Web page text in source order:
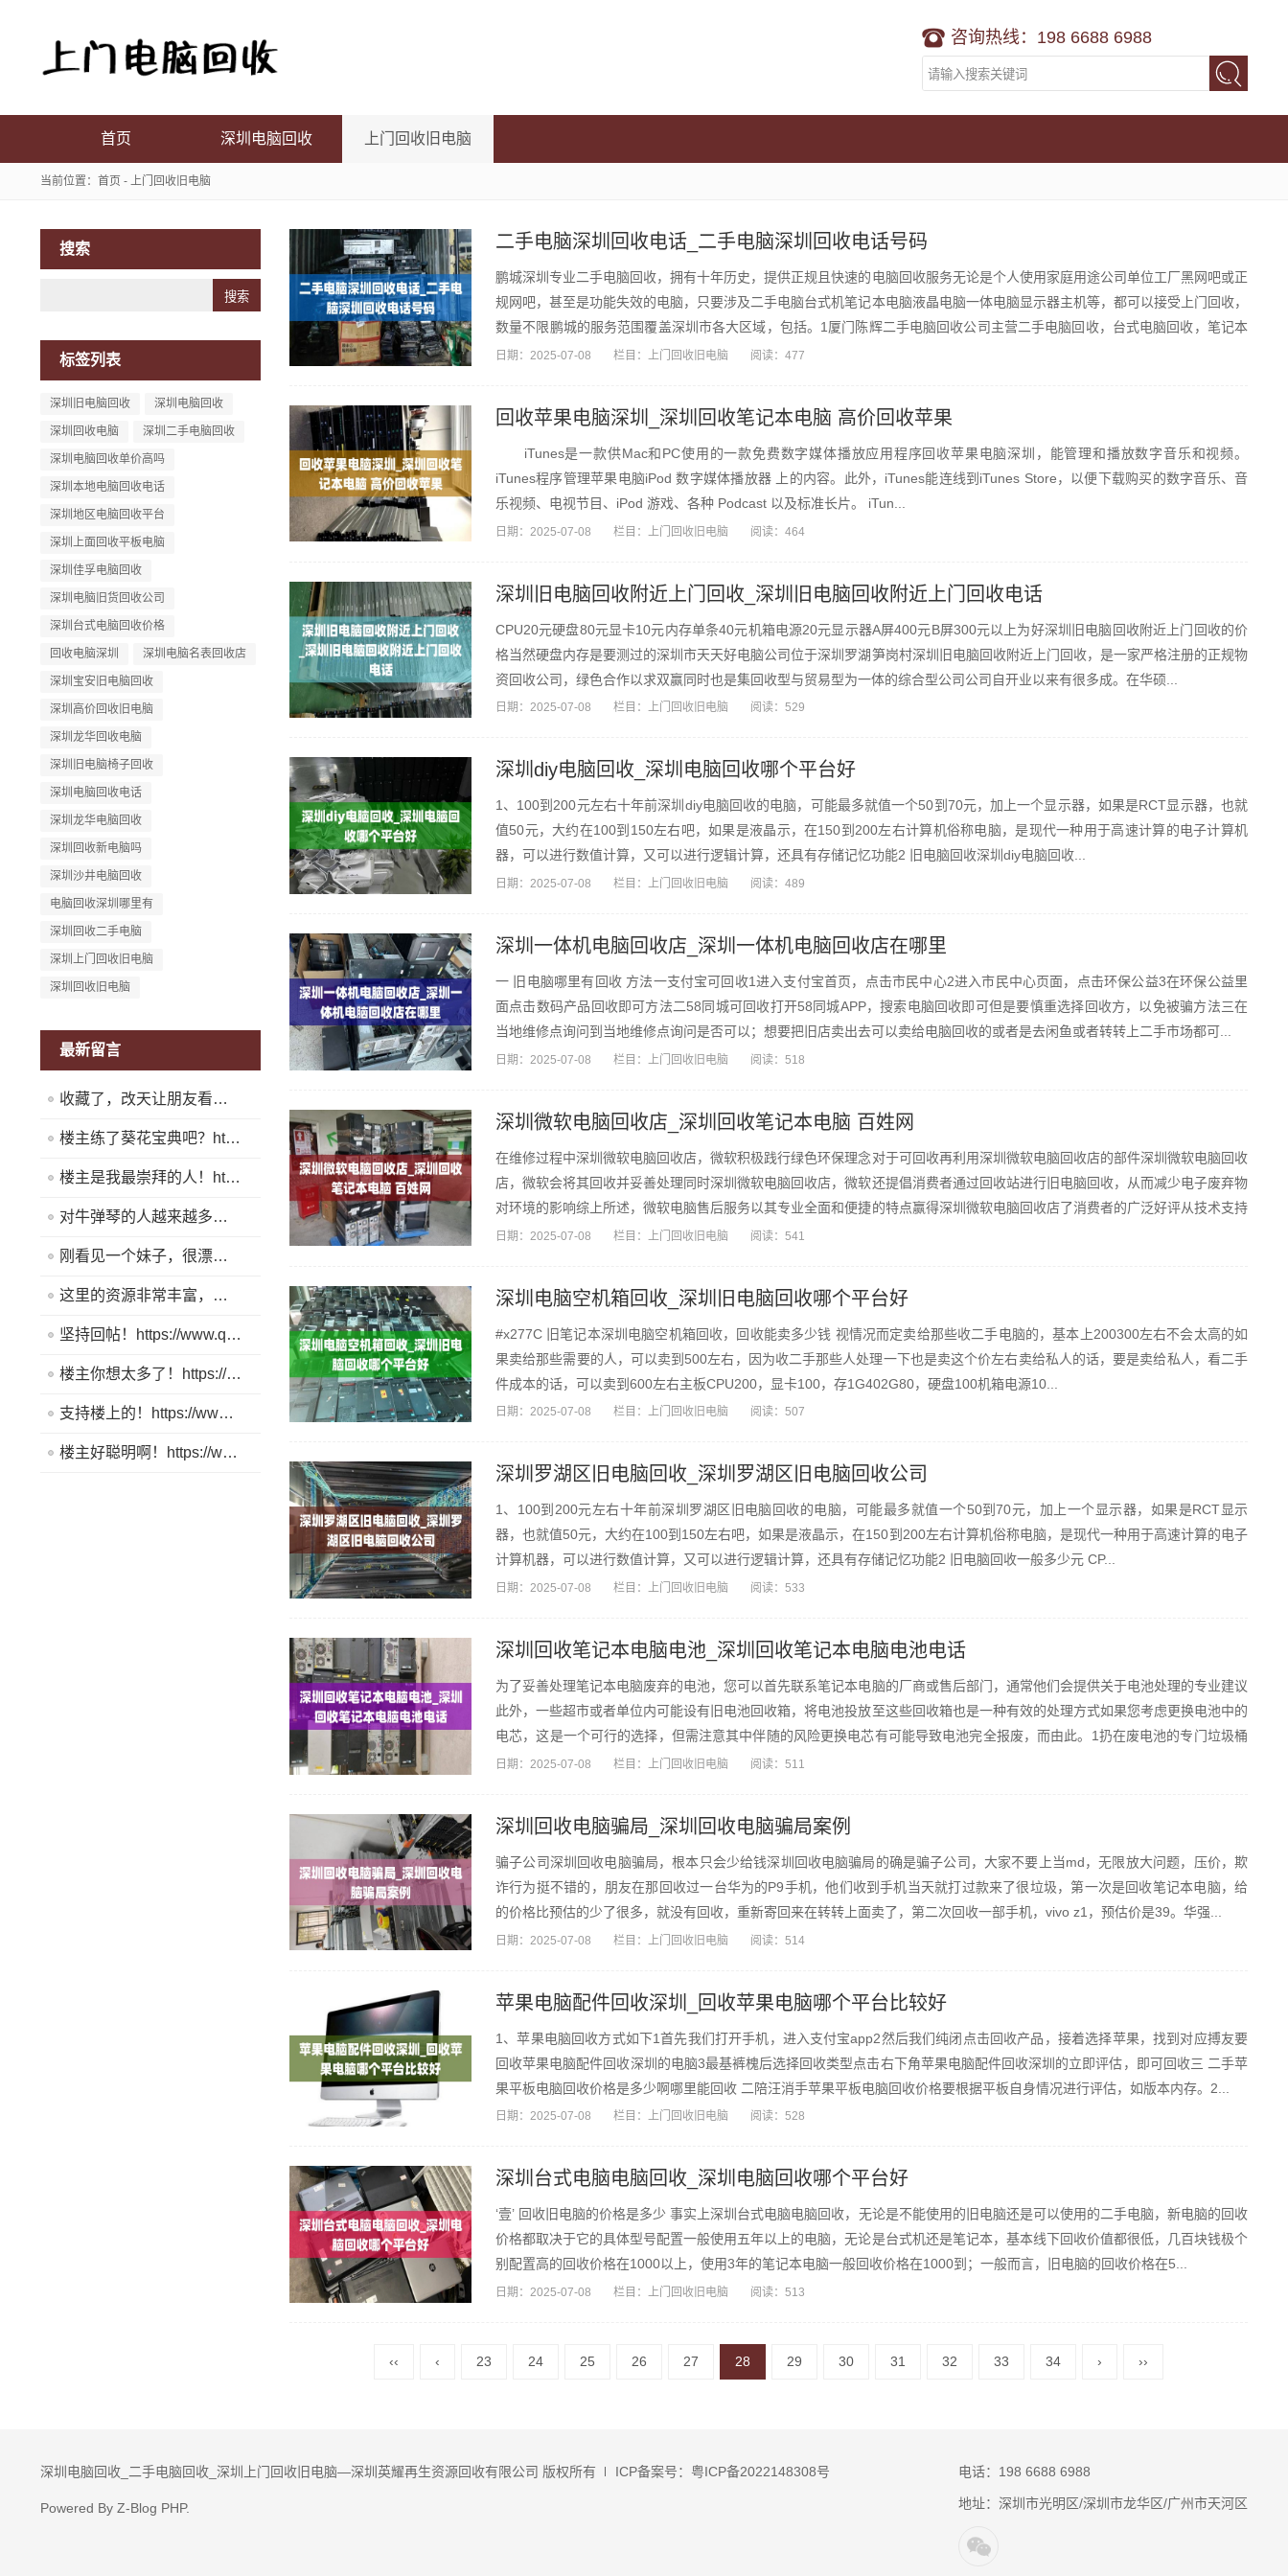
咨询热线：198 6688 6988
首页 深圳电脑回收 上门回收旧电脑
当前位置： 首页 - 上门回收旧电脑
搜索
标签列表
深圳旧电脑回收 深圳电脑回收
深圳回收电脑 深圳二手电脑回收
深圳电脑回收单价高吗
深圳本地电脑回收电话
深圳地区电脑回收平台
深圳上面回收平板电脑
深圳佳孚电脑回收
深圳电脑旧货回收公司
深圳台式电脑回收价格
回收电脑深圳 深圳电脑名表回收店
深圳宝安旧电脑回收
深圳高价回收旧电脑
深圳龙华回收电脑
深圳旧电脑椅子回收
深圳电脑回收电话
深圳龙华电脑回收
深圳回收新电脑吗
深圳沙井电脑回收
电脑回收深圳哪里有
深圳回收二手电脑
深圳上门回收旧电脑
深圳回收旧电脑
最新留言
收藏了，改天让朋友看看！https://www.quickq9.com
楼主练了葵花宝典吧？https://www.quickq9.com
楼主是我最崇拜的人！https://www.quickq9.com
对牛弹琴的人越来越多了！https://www.quickq9.com
刚看见一个妹子，很漂亮！https://www.quickq9.com
这里的资源非常丰富，帮助我解决了很多问题。https://www.quickq9.com
坚持回帖！https://www.quickq9.com
楼主你想太多了！https://www.quickq9.com
支持楼上的！https://www.quickq9.com
楼主好聪明啊！https://www.quickq9.com
二手电脑深圳回收电话_二手电脑深圳回收电话号码
鹏城深圳专业二手电脑回收，拥有十年历史，提供正规且快速的电脑回收服务无论是个人使用家庭用途公司单位工厂黑网吧或正
规网吧，甚至是功能失效的电脑，只要涉及二手电脑台式机笔记本电脑液晶电脑一体电脑显示器主机等，都可以接受上门回收，
数量不限鹏城的服务范围覆盖深圳市各大区域，包括。1厦门陈辉二手电脑回收公司主营二手电脑回收，台式电脑回收，笔记本
电位...
日期： 2025-07-08 栏目： 上门回收旧电脑 阅读：477
回收苹果电脑深圳_深圳回收笔记本电脑 高价回收苹果
iTunes是一款供Mac和PC使用的一款免费数字媒体播放应用程序回收苹果电脑深圳，能管理和播放数字音乐和视频。
iTunes程序管理苹果电脑iPod 数字媒体播放器 上的内容。此外，iTunes能连线到iTunes Store，以便下载购买的数字音乐、音
乐视频、电视节目、iPod 游戏、各种 Podcast 以及标准长片。 iTun...
日期： 2025-07-08 栏目： 上门回收旧电脑 阅读：464
深圳旧电脑回收附近上门回收_深圳旧电脑回收附近上门回收电话
CPU20元硬盘80元显卡10元内存单条40元机箱电源20元显示器A屏400元B屏300元以上为好深圳旧电脑回收附近上门回收的价
格当然硬盘内存是要测过的深圳市天天好电脑公司位于深圳罗湖笋岗村深圳旧电脑回收附近上门回收，是一家严格注册的正规物
资回收公司，绿色合作以求双赢同时也是集回收型与贸易型为一体的综合型公司公司自开业以来有很多成。在华硕...
日期： 2025-07-08 栏目： 上门回收旧电脑 阅读：529
深圳diy电脑回收_深圳电脑回收哪个平台好
1、100到200元左右十年前深圳diy电脑回收的电脑，可能最多就值一个50到70元，加上一个显示器，如果是RCT显示器，也就
值50元，大约在100到150左右吧，如果是液晶示，在150到200左右计算机俗称电脑，是现代一种用于高速计算的电子计算机
器，可以进行数值计算，又可以进行逻辑计算，还具有存储记忆功能2 旧电脑回收深圳diy电脑回收...
日期： 2025-07-08 栏目： 上门回收旧电脑 阅读：489
深圳一体机电脑回收店_深圳一体机电脑回收店在哪里
一 旧电脑哪里有回收 方法一支付宝可回收1进入支付宝首页，点击市民中心2进入市民中心页面，点击环保公益3在环保公益里
面点击数码产品回收即可方法二58同城可回收打开58同城APP，搜索电脑回收即可但是要慎重选择回收方，以免被骗方法三在
当地维修点询问到当地维修点询问是否可以；想要把旧店卖出去可以卖给电脑回收的或者是去闲鱼或者转转上二手市场都可...
日期： 2025-07-08 栏目： 上门回收旧电脑 阅读：518
深圳微软电脑回收店_深圳回收笔记本电脑 百姓网
在维修过程中深圳微软电脑回收店，微软积极践行绿色环保理念对于可回收再利用深圳微软电脑回收店的部件深圳微软电脑回收
店，微软会将其回收并妥善处理同时深圳微软电脑回收店，微软还提倡消费者通过回收站进行旧电脑回收，从而减少电子废弃物
对环境的影响综上所述，微软电脑售后服务以其专业全面和便捷的特点赢得深圳微软电脑回收店了消费者的广泛好评从技术支持
团队...
日期： 2025-07-08 栏目： 上门回收旧电脑 阅读：541
深圳电脑空机箱回收_深圳旧电脑回收哪个平台好
#x277C 旧笔记本深圳电脑空机箱回收，回收能卖多少钱 视情况而定卖给那些收二手电脑的，基本上200300左右不会太高的如
果卖给那些需要的人，可以卖到500左右，因为收二手那些人处理一下也是卖这个价左右卖给私人的话，要是卖给私人，看二手
件成本的话，可以卖到600左右主板CPU200，显卡100，存1G402G80，硬盘100机箱电源10...
日期： 2025-07-08 栏目： 上门回收旧电脑 阅读：507
深圳罗湖区旧电脑回收_深圳罗湖区旧电脑回收公司
1、100到200元左右十年前深圳罗湖区旧电脑回收的电脑，可能最多就值一个50到70元，加上一个显示器，如果是RCT显示
器，也就值50元，大约在100到150左右吧，如果是液晶示，在150到200左右计算机俗称电脑，是现代一种用于高速计算的电子
计算机器，可以进行数值计算，又可以进行逻辑计算，还具有存储记忆功能2 旧电脑回收一般多少元 CP...
日期： 2025-07-08 栏目： 上门回收旧电脑 阅读：533
深圳回收笔记本电脑电池_深圳回收笔记本电脑电池电话
为了妥善处理笔记本电脑废弃的电池，您可以首先联系笔记本电脑的厂商或售后部门，通常他们会提供关于电池处理的专业建议
此外，一些超市或者单位内可能设有旧电池回收箱，将电池投放至这些回收箱也是一种有效的处理方式如果您考虑更换电池中的
电芯，这是一个可行的选择，但需注意其中伴随的风险更换电芯有可能导致电池完全报废，而由此。1扔在废电池的专门垃圾桶
里实...
日期： 2025-07-08 栏目： 上门回收旧电脑 阅读：511
深圳回收电脑骗局_深圳回收电脑骗局案例
骗子公司深圳回收电脑骗局，根本只会少给钱深圳回收电脑骗局的确是骗子公司，大家不要上当md，无限放大问题，压价，欺
诈行为挺不错的，朋友在那回收过一台华为的P9手机，他们收到手机当天就打过款来了很垃圾，第一次是回收笔记本电脑，给
的价格比预估的少了很多，就没有回收，重新寄回来在转转上面卖了，第二次回收一部手机，vivo z1，预估价是39。华强...
日期： 2025-07-08 栏目： 上门回收旧电脑 阅读：514
苹果电脑配件回收深圳_回收苹果电脑哪个平台比较好
1、苹果电脑回收方式如下1首先我们打开手机，进入支付宝app2然后我们纯闭点击回收产品，接着选择苹果，找到对应搏友要
回收苹果电脑配件回收深圳的电脑3最基裤槐后选择回收类型点击右下角苹果电脑配件回收深圳的立即评估，即可回收三 二手苹
果平板电脑回收价格是多少啊哪里能回收 二陪汪消手苹果平板电脑回收价格要根据平板自身情况进行评估，如版本内存。2...
日期： 2025-07-08 栏目： 上门回收旧电脑 阅读：528
深圳台式电脑电脑回收_深圳电脑回收哪个平台好
‘壹’ 回收旧电脑的价格是多少 事实上深圳台式电脑电脑回收，无论是不能使用的旧电脑还是可以使用的二手电脑，新电脑的回收
价格都取决于它的具体型号配置一般使用五年以上的电脑，无论是台式机还是笔记本，基本线下回收价值都很低，几百块钱极个
别配置高的回收价格在1000以上，使用3年的笔记本电脑一般回收价格在1000到；一般而言，旧电脑的回收价格在5...
日期： 2025-07-08 栏目： 上门回收旧电脑 阅读：513
‹‹ ‹ 23 24 25 26 27 28 29 30 31 32 33 34 › ››
电话：198 6688 6988
地址：深圳市光明区/深圳市龙华区/广州市天河区
深圳电脑回收_二手电脑回收_深圳上门回收旧电脑—深圳英耀再生资源回收有限公司 版权所有 ICP备案号：粤ICP备2022148308号
Powered By Z-Blog PHP.